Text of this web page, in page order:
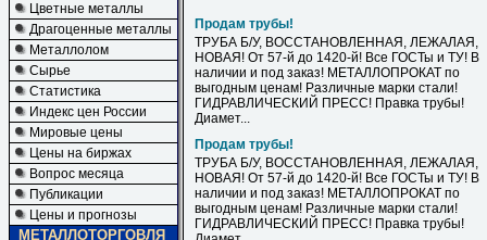
Цветные металлы
Драгоценные металлы
Металлолом
Сырье
Статистика
Индекс цен России
Мировые цены
Цены на биржах
Вопрос месяца
Публикации
Цены и прогнозы
МЕТАЛЛОТОРГОВЛЯ
Продам трубы!
ТРУБА Б/У, ВОССТАНОВЛЕННАЯ, ЛЕЖАЛАЯ,
НОВАЯ! От 57-й до 1420-й! Все ГОСТы и ТУ! В
наличии и под заказ! МЕТАЛЛОПРОКАТ по
выгодным ценам! Различные марки стали!
ГИДРАВЛИЧЕСКИЙ ПРЕСС! Правка трубы!
Диамет...
Продам трубы!
ТРУБА Б/У, ВОССТАНОВЛЕННАЯ, ЛЕЖАЛАЯ,
НОВАЯ! От 57-й до 1420-й! Все ГОСТы и ТУ! В
наличии и под заказ! МЕТАЛЛОПРОКАТ по
выгодным ценам! Различные марки стали!
ГИДРАВЛИЧЕСКИЙ ПРЕСС! Правка трубы!